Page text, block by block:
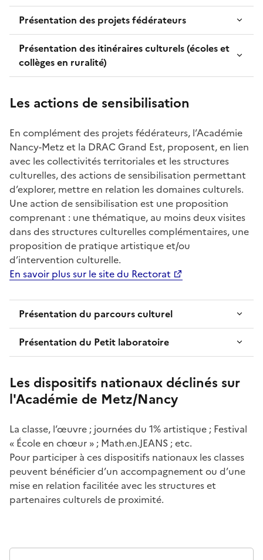
Présentation des projets fédérateurs
Présentation des itinéraires culturels (écoles et
collèges en ruralité)
Les actions de sensibilisation
En complément des projets fédérateurs, l’Académie
Nancy-Metz et la DRAC Grand Est, proposent, en lien
avec les collectivités territoriales et les structures
culturelles, des actions de sensibilisation permettant
d’explorer, mettre en relation les domaines culturels.
Une action de sensibilisation est une proposition
comprenant : une thématique, au moins deux visites
dans des structures culturelles complémentaires, une
proposition de pratique artistique et/ou
d’intervention culturelle.
En savoir plus sur le site du Rectorat
Présentation du parcours culturel
Présentation du Petit laboratoire
Les dispositifs nationaux déclinés sur
l'Académie de Metz/Nancy
La classe, l’œuvre ; journées du 1% artistique ; Festival
« École en chœur » ; Math.en.JEANS ; etc.
Pour participer à ces dispositifs nationaux les classes
peuvent bénéficier d’un accompagnement ou d’une
mise en relation facilitée avec les structures et
partenaires culturels de proximité.